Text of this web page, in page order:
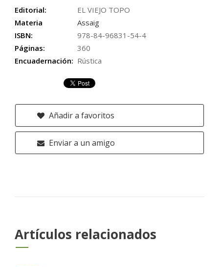
Editorial:
EL VIEJO TOPO
Materia
Assaig
ISBN:
978-84-96831-54-4
Páginas:
360
Encuadernación: Rústica
Añadir a favoritos
Enviar a un amigo
Artículos relacionados